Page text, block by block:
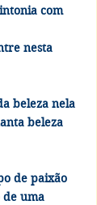
com
nesta
beleza nela
beleza
de paixão
de uma